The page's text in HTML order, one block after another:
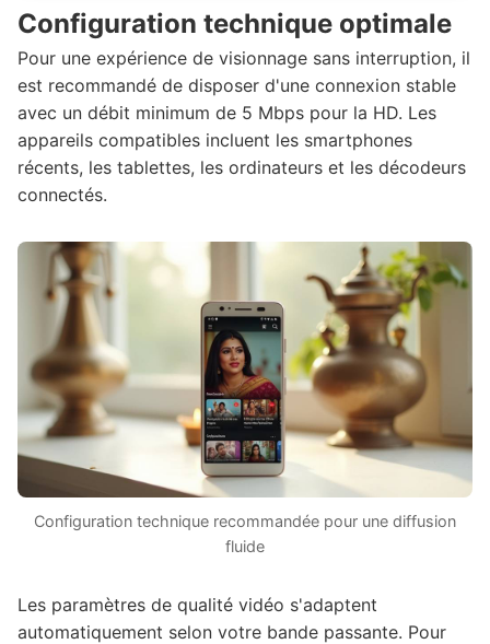
Configuration technique optimale
Pour une expérience de visionnage sans interruption, il
est recommandé de disposer d'une connexion stable
avec un débit minimum de 5 Mbps pour la HD. Les
appareils compatibles incluent les smartphones
récents, les tablettes, les ordinateurs et les décodeurs
connectés.
Configuration technique recommandée pour une diffusion
fluide
Les paramètres de qualité vidéo s'adaptent
automatiquement selon votre bande passante. Pour